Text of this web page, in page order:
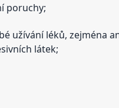
poruchy;
užívání léků, zejména
látek;